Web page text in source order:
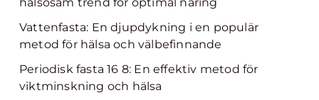
Vattenfasta: En djupdykning i en populär
metod för hälsa och välbefinnande
Periodisk fasta 16 8: En effektiv metod för
viktminskning och hälsa